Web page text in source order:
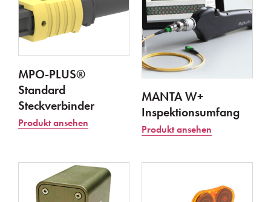
MPO-PLUS®
Standard
Steckverbinder
Produkt ansehen
MANTA W+
Inspektionsumfang
Produkt ansehen